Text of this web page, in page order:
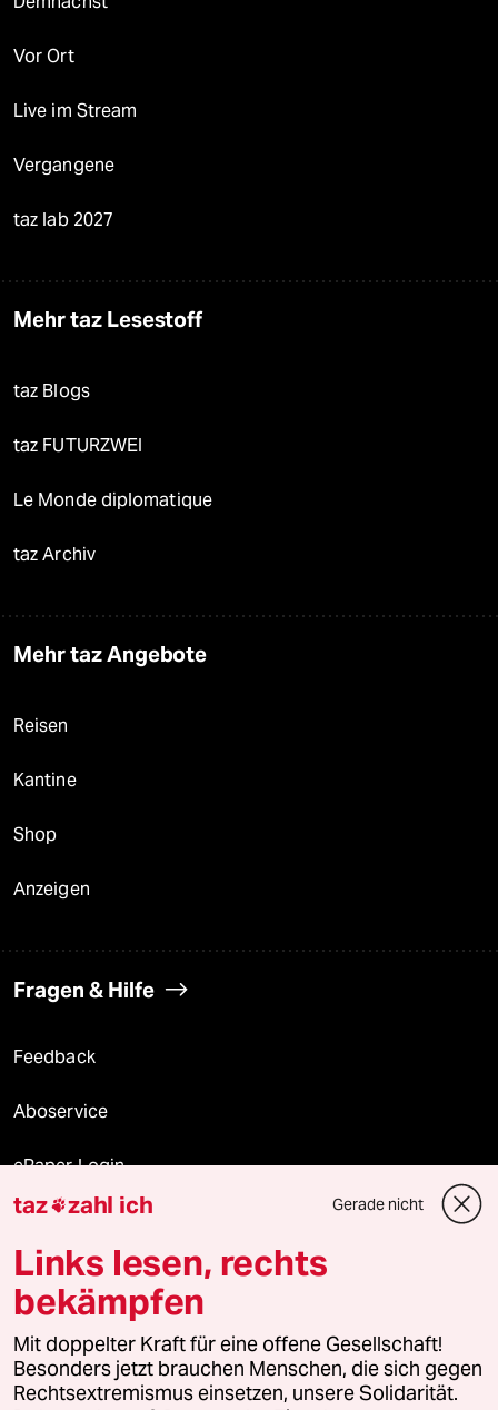
Vor Ort
Live im Stream
Vergangene
taz lab 2027
Mehr taz Lesestoff
taz Blogs
taz FUTURZWEI
Le Monde diplomatique
taz Archiv
Mehr taz Angebote
Reisen
Kantine
Shop
Anzeigen
Fragen & Hilfe
Feedback
Aboservice
ePaper Login
Downloads für Abonnierende
© 2026 taz Verlags und Vertriebs GmbH
Alle Rechte vorbehalten. Bei rechtlichen Fragen oder für Genehmigungen
wenden Sie sich bitte an lizenzen@taz.de
taz zahl ich Gerade nicht
Links lesen, rechts
bekämpfen
Mit doppelter Kraft für eine offene Gesellschaft!
Besonders jetzt brauchen Menschen, die sich gegen
Rechtsextremismus einsetzen, unsere Solidarität.